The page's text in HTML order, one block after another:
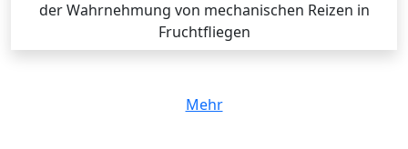
der Wahrnehmung von mechanischen Reizen in
Fruchtfliegen
Mehr